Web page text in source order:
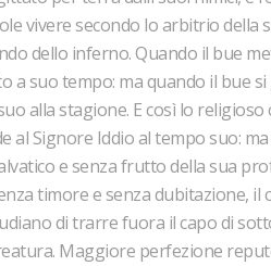
vivere secondo lo arbitrio
dello inferno. Quando il bue
a suo tempo: ma quando il bue
alla stagione. E così lo
Signore Iddio al tempo suo:
e senza frutto della sua
timore e senza dubitazione, il
di trarre fuora il capo di
Maggiore perfezione